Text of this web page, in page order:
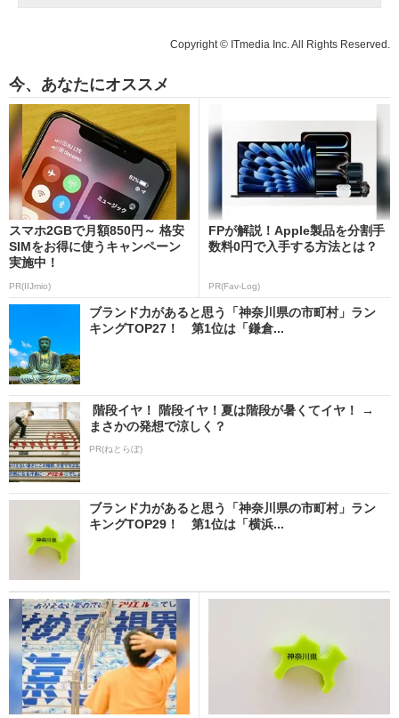
Copyright © ITmedia Inc. All Rights Reserved.
今、あなたにオススメ
スマホ2GBで月額850円～ 格安
SIMをお得に使うキャンペーン
実施中！
PR(IIJmio)
FPが解説！Apple製品を分割手
数料0円で入手する方法とは？
PR(Fav-Log)
ブランド力があると思う「神奈川県の市町村」ラン
キングTOP27！ 第1位は「鎌倉...
階段イヤ！ 階段イヤ！夏は階段が暑くてイヤ！ →
まさかの発想で涼しく？
PR(ねとらぼ)
ブランド力があると思う「神奈川県の市町村」ラン
キングTOP29！ 第1位は「横浜...